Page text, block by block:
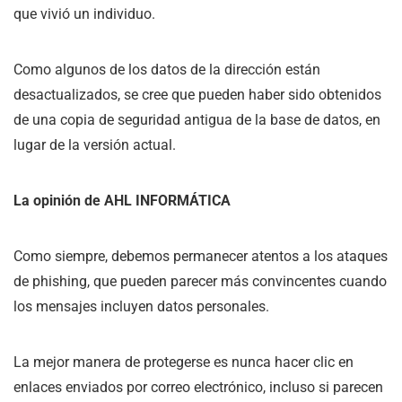
que vivió un individuo.
Como algunos de los datos de la dirección están
desactualizados, se cree que pueden haber sido obtenidos
de una copia de seguridad antigua de la base de datos, en
lugar de la versión actual.
La opinión de AHL INFORMÁTICA
Como siempre, debemos permanecer atentos a los ataques
de phishing, que pueden parecer más convincentes cuando
los mensajes incluyen datos personales.
La mejor manera de protegerse es nunca hacer clic en
enlaces enviados por correo electrónico, incluso si parecen